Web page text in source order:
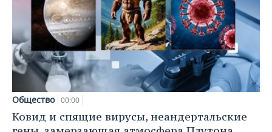
Общество 00:00
Ковид и спящие вирусы, неандертальские